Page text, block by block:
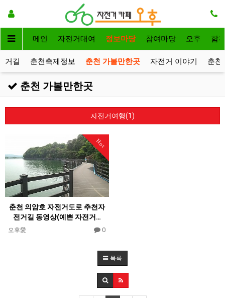
메인 자전거대여 정보마당 참여마당 오후 함
거길 춘천축제정보 춘천 가볼만한곳 자전거 이야기 춘천
춘천 가볼만한곳
자전거여행(1)
Hot
춘천 의암호 자전거도로 추천자
전거길 동영상(예쁜 자전거…
오후愛 0
목록